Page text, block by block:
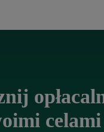
celami